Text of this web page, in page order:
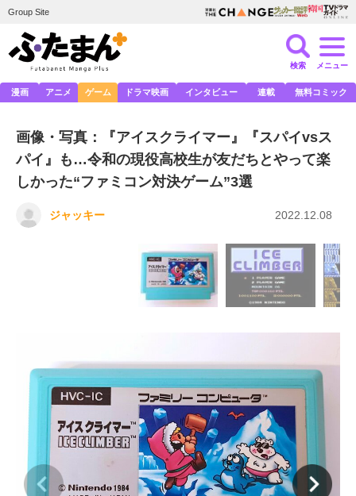
Group Site
検索 メニュー
漫画 アニメ ゲーム ドラマ映画 インタビュー 連載 無料コミック
画像・写真：『アイスクライマー』『スパイvsス
パイ』も…令和の現役高校生が友だちとやって楽
しかった“ファミコン対決ゲーム”3選
ジャッキー 2022.12.08